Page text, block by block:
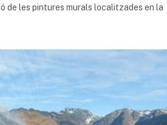
de les pintures murals localitzades en la